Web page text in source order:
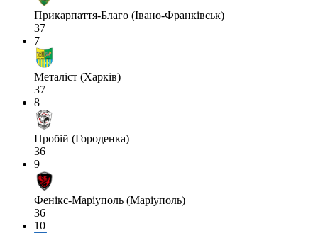
Прикарпаття-Благо (Івано-Франківськ)
37
7
Металіст (Харків)
37
8
Пробій (Городенка)
36
9
Фенікс-Маріуполь (Маріуполь)
36
10